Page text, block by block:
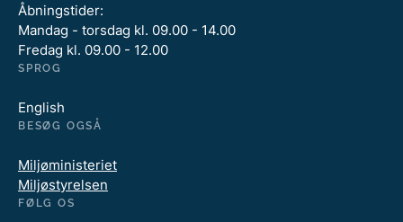
Åbningstider:
Mandag - torsdag kl. 09.00 - 14.00
Fredag kl. 09.00 - 12.00
SPROG
English
BESØG OGSÅ
Miljøministeriet
Miljøstyrelsen
FØLG OS